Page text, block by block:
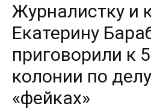
Журналистку и
Екатерину
приговорили к
колонии по
«фейках»